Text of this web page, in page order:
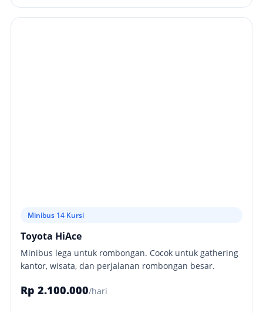
Minibus 14 Kursi
Toyota HiAce
Minibus lega untuk rombongan. Cocok untuk gathering
kantor, wisata, dan perjalanan rombongan besar.
Rp 2.100.000/hari